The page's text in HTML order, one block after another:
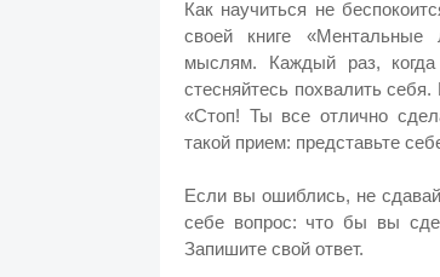
Как научиться не
своей книге
мыслям. Каждый раз,
стесняйтесь похвалить
«Стоп! Ты все отлично
такой прием: представьте
Если вы ошиблись, не
себе вопрос: что бы вы
Запишите свой ответ.